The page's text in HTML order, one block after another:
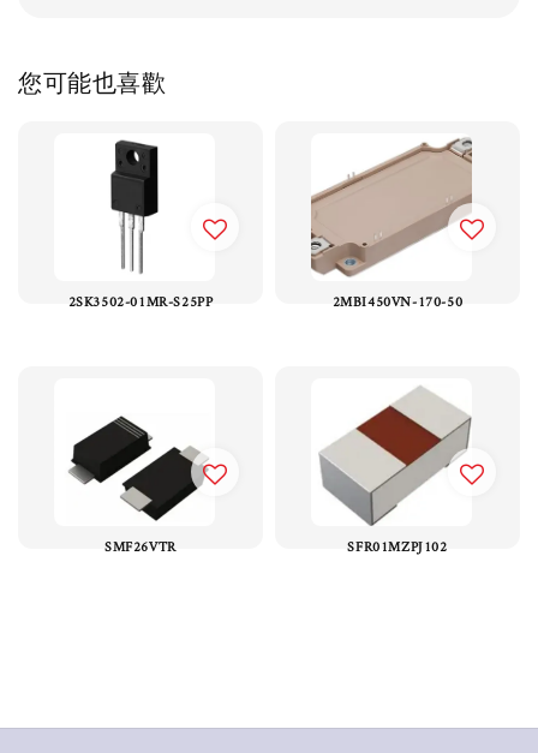
您可能也喜歡
2SK3502-01MR-S25PP 2MBI450VN-170-50
SMF26VTR SFR01MZPJ102